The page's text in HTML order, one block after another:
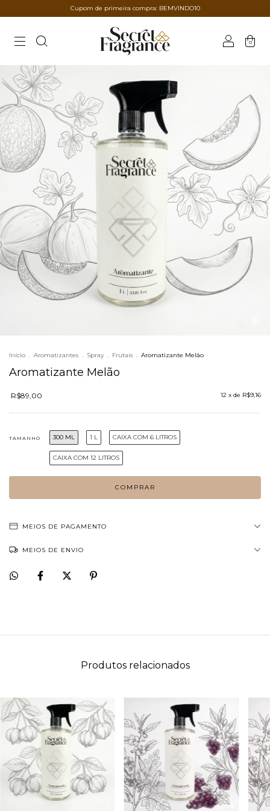
Cupom de primeira compra: BEMVINDO10
0
Início . Aromatizantes . Spray . Frutais . Aromatizante Melão
Aromatizante Melão
R$89,00 12 x de R$9,16
TAMANHO 300 ML 1 L CAIXA COM 6 LITROS
CAIXA COM 12 LITROS
MEIOS DE PAGAMENTO
MEIOS DE ENVIO
Produtos relacionados